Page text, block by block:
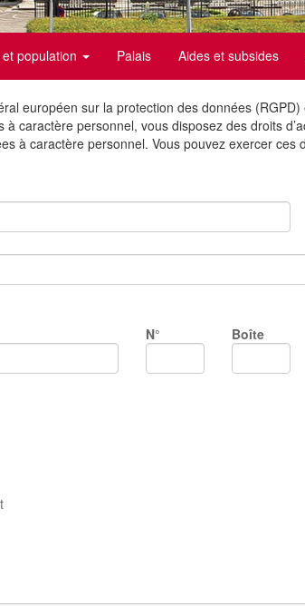
population Palais Aides et subsides
européen sur la protection des données
à caractère personnel, vous disposez des droits
à caractère personnel. Vous pouvez exercer
N° Boîte